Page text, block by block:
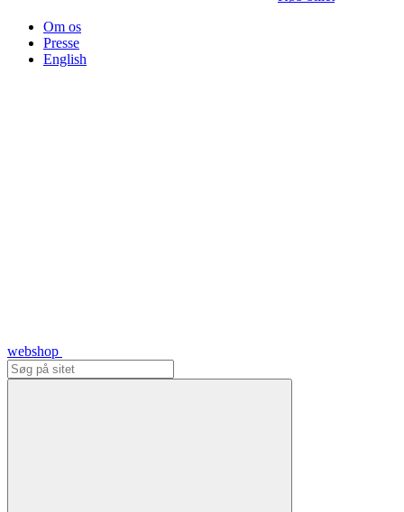
Om os
Presse
English
webshop